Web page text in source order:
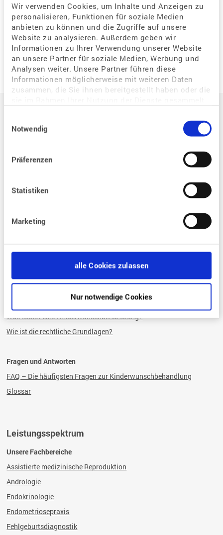
Wir verwenden Cookies, um Inhalte und Anzeigen zu
personalisieren, Funktionen für soziale Medien
anbieten zu können und die Zugriffe auf unsere
Website zu analysieren. Außerdem geben wir
Informationen zu Ihrer Verwendung unserer Website
an unsere Partner für soziale Medien, Werbung und
Analysen weiter. Unsere Partner führen diese
Informationen möglicherweise mit weiteren Daten
zusammen, die Sie ihnen bereitgestellt haben oder die
Notwendig
Präferenzen
Statistiken
Marketing
alle Cookies zulassen
Nur notwendige Cookies
Neue Frage
Der Weg zum eigenen Kind
Welche Bedeutung hat der Zyklus für eine Schwangerschaft?
Wie kann ich als gleichgeschlechtliches Paar schwanger werden?
Was sind die Bedingungen einer Kinderwunsch-Behandlung?
Was sind die Voraussetzungen für eine Kinderwunschbehandlung?
Wie läuft eine Kinderwunschbehandlung ab?
Was kostet eineKinderwunschbehandlung?
Wie ist die rechtliche Grundlagen?
Fragen und Antworten
FAQ – Die häufigsten Fragen zur Kinderwunschbehandlung
Glossar
Leistungsspektrum
Unsere Fachbereiche
Assistierte medizinische Reproduktion
Andrologie
Endokrinologie
Endometriosepraxis
Fehlgeburtsdiagnostik